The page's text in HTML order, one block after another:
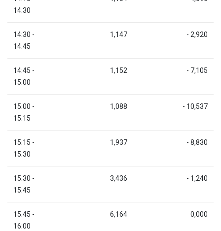
14:30
14:30 -
14:45
1,147 - 2,920
14:45 -
15:00
1,152 - 7,105
15:00 -
15:15
1,088 - 10,537
15:15 -
15:30
1,937 - 8,830
15:30 -
15:45
3,436 - 1,240
15:45 -
16:00
6,164 0,000